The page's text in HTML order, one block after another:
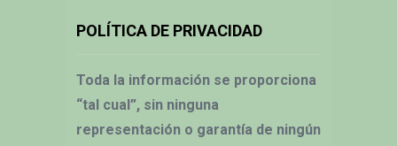
POLÍTICA DE PRIVACIDAD
Toda la información se proporciona
“tal cual”, sin ninguna
representación o garantía de ningún